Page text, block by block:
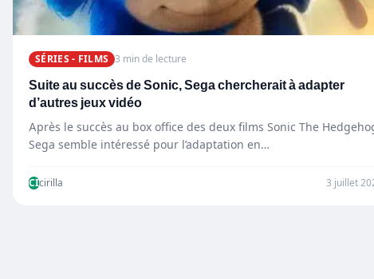
SÉRIES - FILMS 3 min de lecture
Suite au succès de Sonic, Sega chercherait à adapter
d’autres jeux vidéo
Après le succès au box office des deux films Sonic The
Sega semble intéressé pour l’adaptation en…
CIcirilla 3 juillet